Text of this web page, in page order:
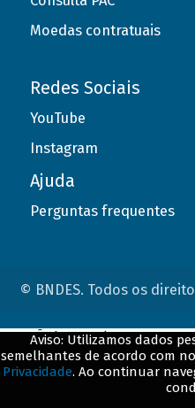
Moedas contratuais
Redes Sociais
YouTube
Instagram
Ajuda
Perguntas frequentes
© BNDES. Todos os
Aviso: Utilizamos dados
semelhantes de acordo com
Privacidade. Ao continuar
ConteÃºdo complementar
${title}${badge}